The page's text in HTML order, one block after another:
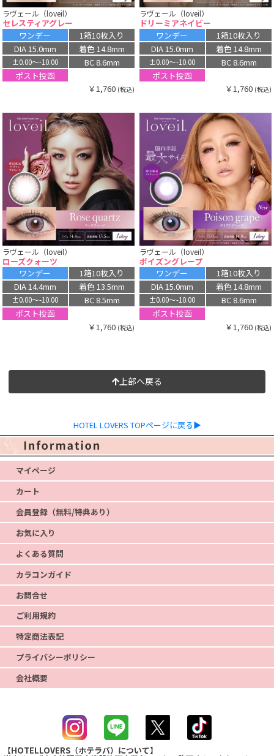
ラヴェール（loveil）
セレスティアグレー
ワンデー
1箱10枚入り
DIA 15.0mm
着色 14.8mm
±0.00〜-10.00
BC 8.6mm
ポスト投函
￥1,760 (税込)
ラヴェール（loveil）
ドリーミアネイビー
ワンデー
1箱10枚入り
DIA 15.0mm
着色 14.8mm
±0.00〜-10.00
BC 8.6mm
ポスト投函
￥1,760 (税込)
ラヴェール（loveil）
ローズクォーツ
ワンデー
1箱10枚入り
DIA 14.4mm
着色 13.5mm
±0.00〜-10.00
BC 8.5mm
ポスト投函
￥1,760 (税込)
ラヴェール（loveil）
ポイズングレープ
ワンデー
1箱10枚入り
DIA 15.0mm
着色 14.8mm
±0.00〜-10.00
BC 8.6mm
ポスト投函
￥1,760 (税込)
上部へ戻る
HOTEL LOVERS TOPページに戻る▶
マイページ
カート
会員登録（無料/特典あり）
お気に入り
よくある質問
カラコンガイド
お問合せ
ご利用規約
特定商法表記
プライバシーポリシー
会社概要
【HOTELLOVERS（ホテラバ）について】